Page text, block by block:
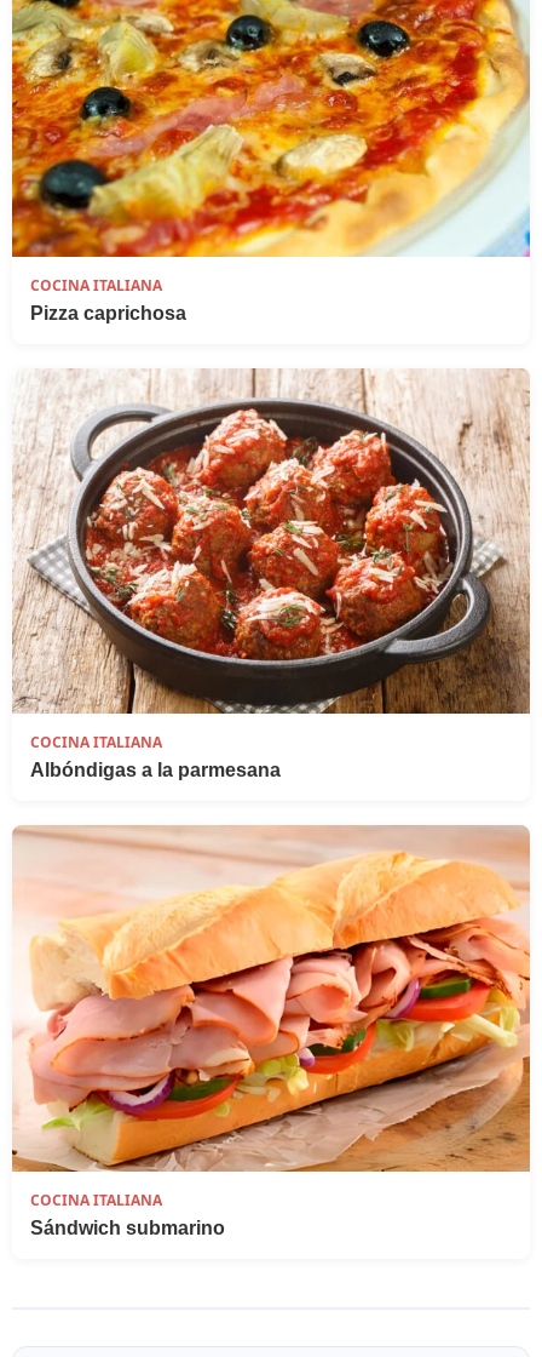
COCINA ITALIANA
Pizza caprichosa
COCINA ITALIANA
Albóndigas a la parmesana
COCINA ITALIANA
Sándwich submarino